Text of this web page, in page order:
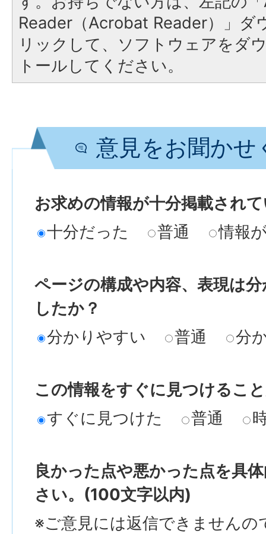
Reader（Acrobat Reader）」ダ
リックして、ソフトウェアをダ
トールしてください。
意見をお聞かせ
お求めの情報が十分掲載され
十分だった
普通 情報
ページの構成や内容、表現は
したか？
分かりやすい
普通 分
この情報をすぐに見つけるこ
すぐに見つけた
普通
良かった点や悪かった点を具
さい。(100文字以内)
※ご意見には返信できませんの